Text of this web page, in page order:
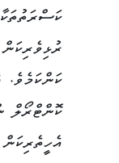
ކަންކަމެވެ.
ކޮންޓްރޯލް